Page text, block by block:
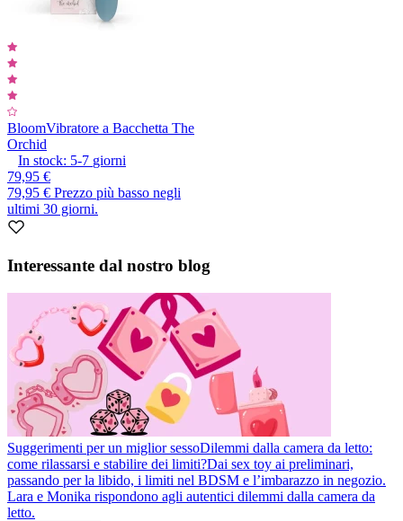
BloomVibratore a Bacchetta The
Orchid
In stock: 5-7 giorni
79,95 €
79,95 € Prezzo più basso negli
ultimi 30 giorni.
Interessante dal nostro blog
Suggerimenti per un miglior sessoDilemmi dalla camera da letto:
come rilassarsi e stabilire dei limiti?Dai sex toy ai preliminari,
passando per la libido, i limiti nel BDSM e l’imbarazzo in negozio.
Lara e Monika rispondono agli autentici dilemmi dalla camera da
letto.